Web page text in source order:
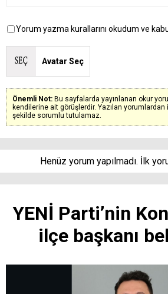
Yorum yazma kurallarını okudum ve
Avatar Seç
Önemli Not: Bu sayfalarda yayınlanan okur
kendilerine ait görüşlerdir. Yazılan
şekilde sorumlu tutulamaz.
Henüz yorum yapılmadı. İlk
YENİ Parti’nin
ilçe başkanı